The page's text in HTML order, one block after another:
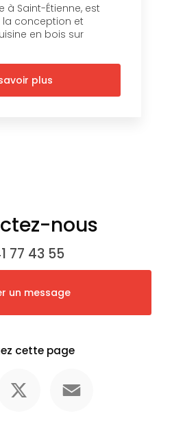
à Saint-Étienne, est
conception et
en bois sur
plus
nous
77 43 55
un message
cette page